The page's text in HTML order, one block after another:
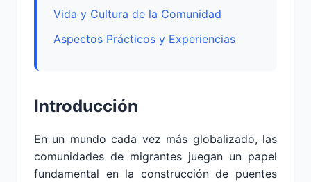
Vida y Cultura de la Comunidad
Aspectos Prácticos y Experiencias
Introducción
En un mundo cada vez más globalizado, las
comunidades de migrantes juegan un papel
fundamental en la construcción de puentes